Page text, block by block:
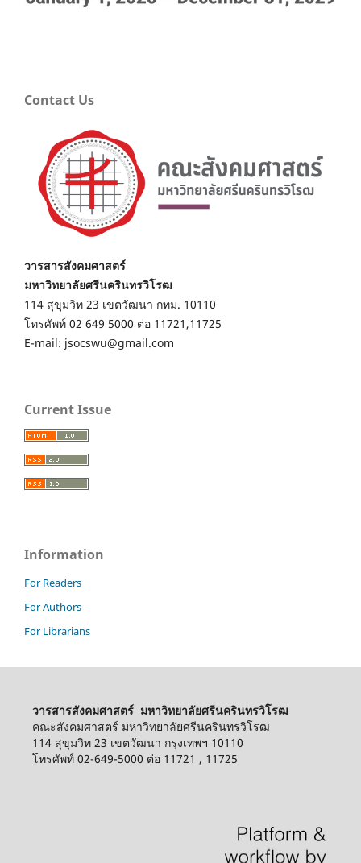
Contact Us
วารสารสังคมศาสตร์
มหาวิทยาลัยศรีนครินทรวิโรฒ
114 สุขุมวิท 23 เขตวัฒนา กทม. 10110
โทรศัพท์ 02 649 5000 ต่อ 11721,11725
E-mail: jsocswu@gmail.com
Current Issue
Information
For Readers
For Authors
For Librarians
วารสารสังคมศาสตร์ มหาวิทยาลัยศรีนครินทรวิโรฒ
คณะสังคมศาสตร์ มหาวิทยาลัยศรีนครินทรวิโรฒ
114 สุขุมวิท 23 เขตวัฒนา กรุงเทพฯ 10110
โทรศัพท์ 02-649-5000 ต่อ 11721 , 11725